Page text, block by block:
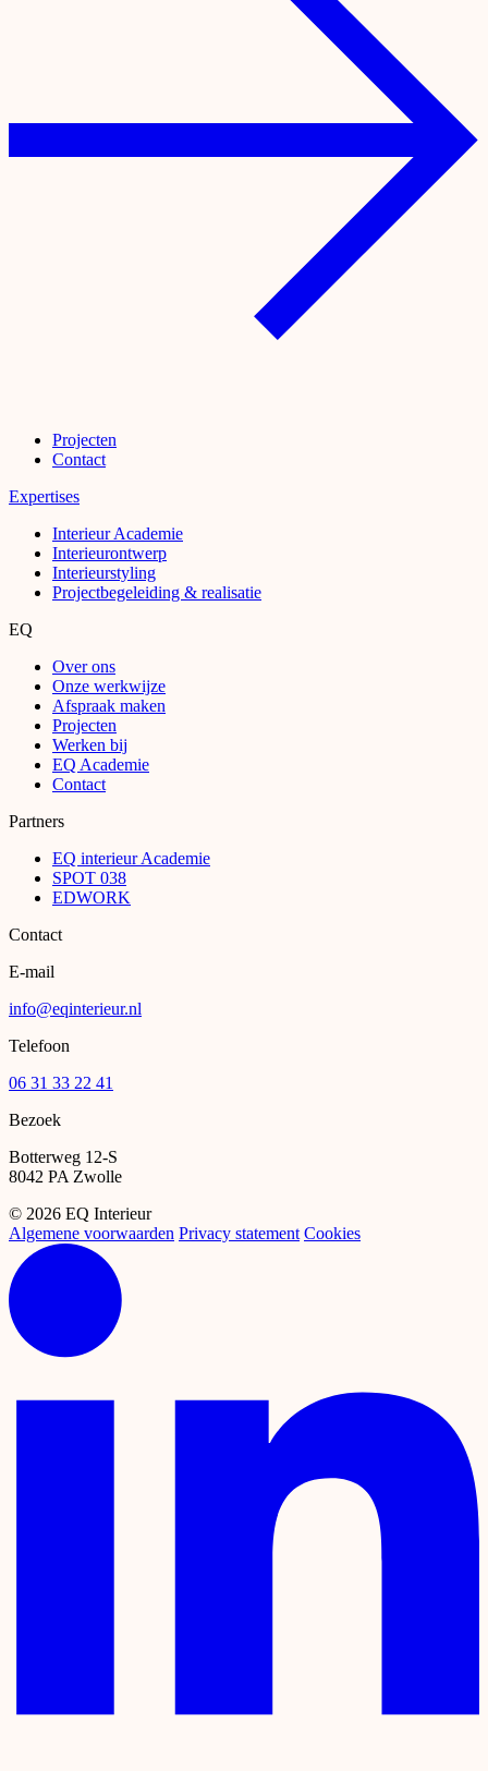
Projecten
Contact
Expertises
Interieur Academie
Interieurontwerp
Interieurstyling
Projectbegeleiding & realisatie
EQ
Over ons
Onze werkwijze
Afspraak maken
Projecten
Werken bij
EQ Academie
Contact
Partners
EQ interieur Academie
SPOT 038
EDWORK
Contact
E-mail
info@eqinterieur.nl
Telefoon
06 31 33 22 41
Bezoek
Botterweg 12-S
8042 PA Zwolle
© 2026 EQ Interieur
Algemene voorwaarden Privacy statement Cookies